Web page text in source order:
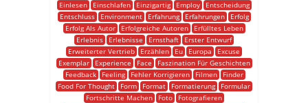
Einlesen
Einschlafen Einzigartig Employ
Entscheidung
Entschluss
Environment Erfahrung Erfahrungen
Erfolg
Erfolg Als Autor
Erfolgreiche Autoren
Erfülltes Leben
Erlebnis
Erlebnisse Ernsthaft
Erster Entwurf
Erweiterter Vertrieb
Erzählen Eu Europa
Excuse
Exemplar
Experience Face
Faszination Für Geschichten
Feedback
Feeling Fehler Korrigieren Filmen
Finder
Food For Thought
Form Format Formatierung
Formular
Fortschritte Machen
Foto
Fotografieren